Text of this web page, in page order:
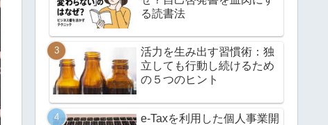
る読書法
活力を生み出す習慣術：独
立しても行動し続けるため
の５つのヒント
e-Taxを利用した個人事業開